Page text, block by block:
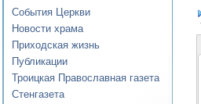
События Церкви
Новости храма
Приходская жизнь
Публикации
Троицкая Православная газета
Стенгазета